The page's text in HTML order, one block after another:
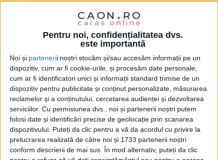
Pentru noi, confidențialitatea dvs.
este importantă
Noi și partenerii noștri stocăm și/sau accesăm informații pe un
dispozitiv, cum ar fi cookie-urile, și procesăm date personale,
cum ar fi identificatori unici și informații standard trimise de un
dispozitiv pentru publicitate și conținut personalizate, măsurarea
reclamelor și a conținutului, cercetarea audienței și dezvoltarea
serviciilor. Cu permisiunea dvs., noi și partenerii noștri putem
folosi date și identificări precise de geolocație prin scanarea
dispozitivului. Puteți da clic pentru a vă da acordul cu privire la
prelucrarea realizată de către noi și 1733 partenerii noștri
conform descrierii de mai sus. În mod alternativ, puteți da clic
ŞTIRILE JUDEŢULUI CARAŞ-SEVERIN
Un fost magistrat înseamnă cât 32 de
foști agricultori
7 FEBRUARIE 2024, 01:44 PM 2 MINUTE DE CITIRE
CARAȘ-SEVERIN – Acesta este raportul dintre cea mai mare